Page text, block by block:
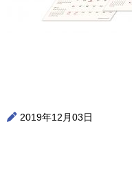
2019年12月03日